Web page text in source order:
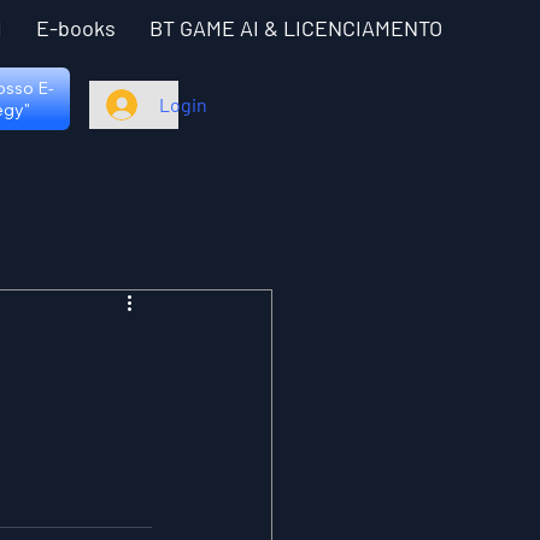
E-books BT GAME AI & LICENCIAMENTO
E-
Login